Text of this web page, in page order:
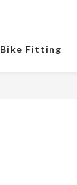
Bike Fitting